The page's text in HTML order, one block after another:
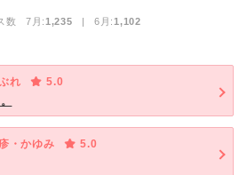
数 7月:1,235 | 6月:1,102
れ
5.0
・かゆみ
5.0